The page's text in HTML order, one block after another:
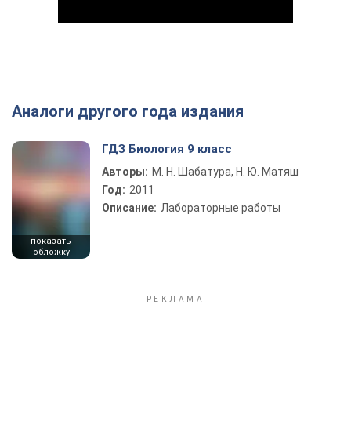
Play Video
Аналоги другого года издания
показать
обложку
ГДЗ Биология 9 класс
Авторы: М. Н. Шабатура, Н. Ю. Матяш
Год: 2011
Описание: Лабораторные работы